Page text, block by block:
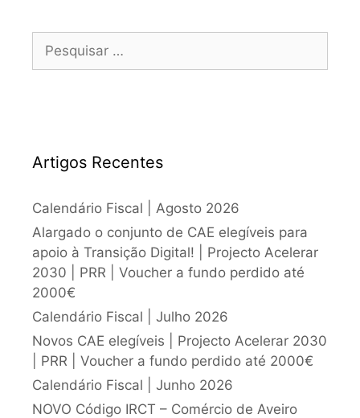
Artigos Recentes
Calendário Fiscal | Agosto 2026
Alargado o conjunto de CAE elegíveis para
apoio à Transição Digital! | Projecto Acelerar
2030 | PRR | Voucher a fundo perdido até
2000€
Calendário Fiscal | Julho 2026
Novos CAE elegíveis | Projecto Acelerar 2030
| PRR | Voucher a fundo perdido até 2000€
Calendário Fiscal | Junho 2026
NOVO Código IRCT – Comércio de Aveiro